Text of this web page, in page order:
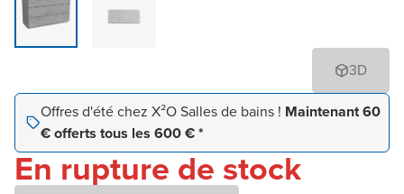
3D
Offres d'été chez X²O Salles de bains ! Maintenant 60
€ offerts tous les 600 € *
En rupture de stock